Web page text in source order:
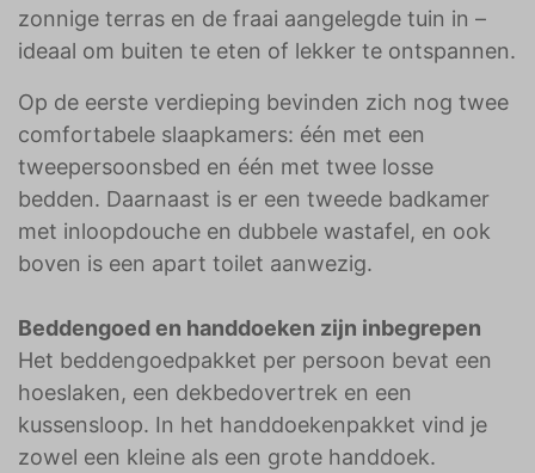
zonnige terras en de fraai aangelegde tuin in –
ideaal om buiten te eten of lekker te ontspannen.
Op de eerste verdieping bevinden zich nog twee
comfortabele slaapkamers: één met een
tweepersoonsbed en één met twee losse
bedden. Daarnaast is er een tweede badkamer
met inloopdouche en dubbele wastafel, en ook
boven is een apart toilet aanwezig.
Beddengoed en handdoeken zijn inbegrepen
Het beddengoedpakket per persoon bevat een
hoeslaken, een dekbedovertrek en een
kussensloop. In het handdoekenpakket vind je
zowel een kleine als een grote handdoek.